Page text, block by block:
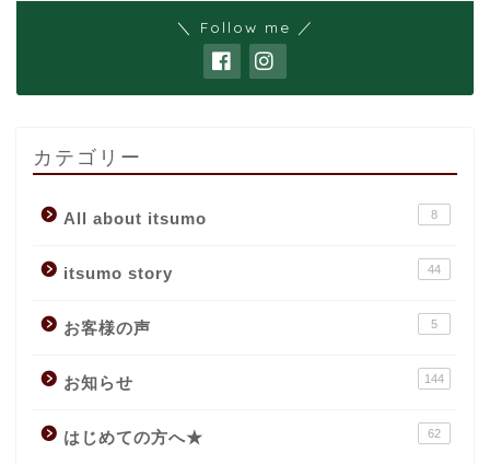
＼ Follow me ／
カテゴリー
All about itsumo 8
itsumo story 44
お客様の声 5
お知らせ 144
はじめての方へ★ 62